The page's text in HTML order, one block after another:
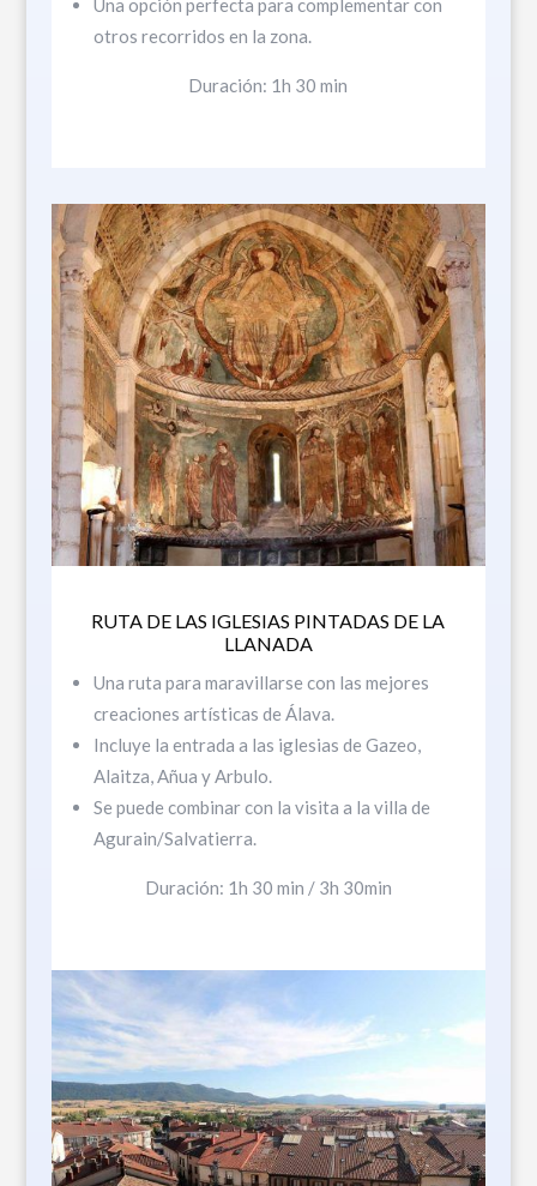
otros recorridos en la zona.
Duración: 1h 30 min
RUTA DE LAS IGLESIAS PINTADAS DE LA
LLANADA
Una ruta para maravillarse con las mejores
creaciones artísticas de Álava.
Incluye la entrada a las iglesias de Gazeo,
Alaitza, Añua y Arbulo.
Se puede combinar con la visita a la villa de
Agurain/Salvatierra.
Duración: 1h 30 min / 3h 30min